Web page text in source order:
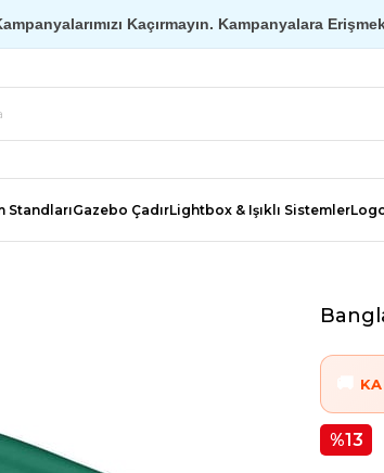
Kaçırmayın. Kampanyalara
StandlarıGazebo ÇadırLightbox & Işıklı Sistemler
13